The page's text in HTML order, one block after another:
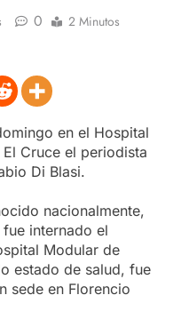
0 2 Minutos
en el Hospital
Cruce el periodista
Di Blasi.
nacionalmente,
internado el
Modular de
estado de salud, fue
sede en Florencio